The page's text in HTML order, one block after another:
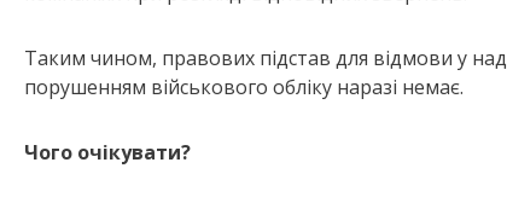
Таким чином, правових підстав для відмови у
порушенням військового обліку наразі немає.
Чого очікувати?